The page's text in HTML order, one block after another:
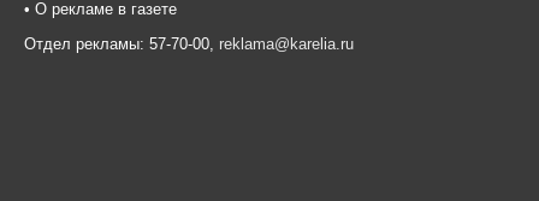
• О рекламе в газете
Отдел рекламы: 57-70-00, reklama@karelia.ru